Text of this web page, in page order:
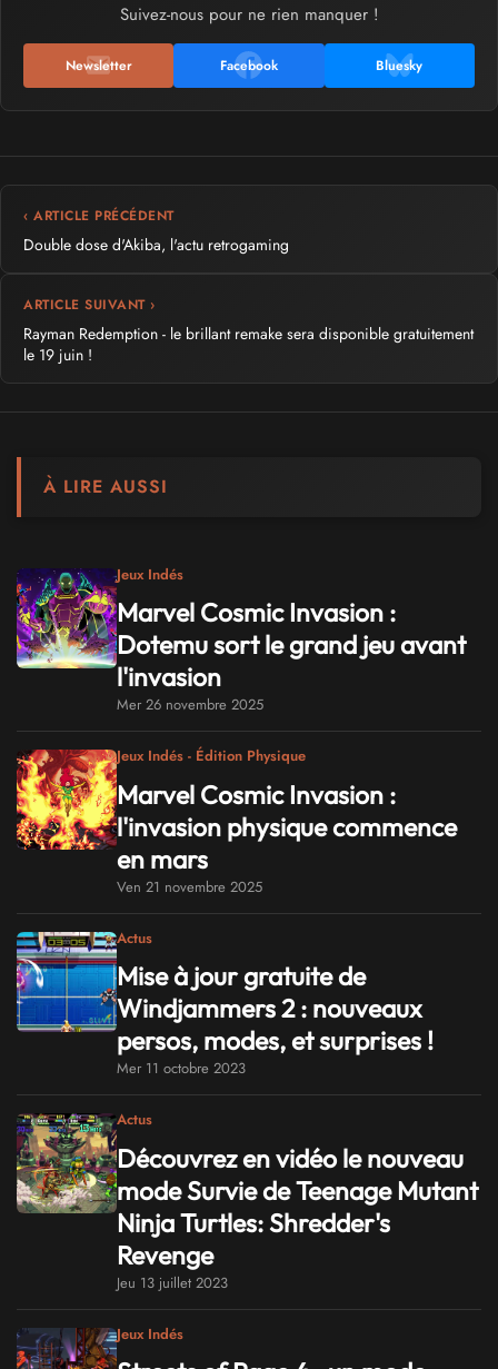
Suivez-nous pour ne rien manquer !
Newsletter Facebook Bluesky
‹ ARTICLE PRÉCÉDENT
Double dose d'Akiba, l'actu retrogaming
ARTICLE SUIVANT ›
Rayman Redemption - le brillant remake sera disponible gratuitement
le 19 juin !
À LIRE AUSSI
Jeux Indés
Marvel Cosmic Invasion :
Dotemu sort le grand jeu avant
l'invasion
Mer 26 novembre 2025
Jeux Indés - Édition Physique
Marvel Cosmic Invasion :
l'invasion physique commence
en mars
Ven 21 novembre 2025
Actus
Mise à jour gratuite de
Windjammers 2 : nouveaux
persos, modes, et surprises !
Mer 11 octobre 2023
Actus
Découvrez en vidéo le nouveau
mode Survie de Teenage Mutant
Ninja Turtles: Shredder's
Revenge
Jeu 13 juillet 2023
Jeux Indés